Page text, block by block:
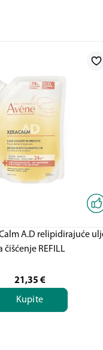
A.D relipidirajuće
čišćenje REFILL
21,35 €
Kupite